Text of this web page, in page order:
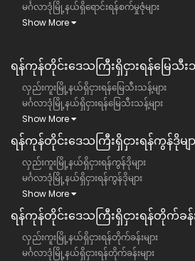
မင်္ဂလာဒုံမြို့နယ်ရှိရောင်းရန်စက်မှုဇုံများ
Show More
ရန်ကုန်တိုင်းဒေသကြီး​​ရှိငှားရန်မြေသီးသ
လှည်းကူးမြို့နယ်ရှိငှားရန်မြေသီးသန့်များ
မင်္ဂလာဒုံမြို့နယ်ရှိငှားရန်မြေသီးသန့်များ
Show More
ရန်ကုန်တိုင်းဒေသကြီး​​ရှိငှားရန်ကွန်ဒိုမျာ
လှည်းကူးမြို့နယ်ရှိငှားရန်ကွန်ဒိုများ
မင်္ဂလာဒုံမြို့နယ်ရှိငှားရန်ကွန်ဒိုများ
Show More
ရန်ကုန်တိုင်းဒေသကြီး​​ရှိငှားရန်တိုက်ခန်း
လှည်းကူးမြို့နယ်ရှိငှားရန်တိုက်ခန်းများ
မင်္ဂလာဒုံမြို့နယ်ရှိငှားရန်တိုက်ခန်းများ